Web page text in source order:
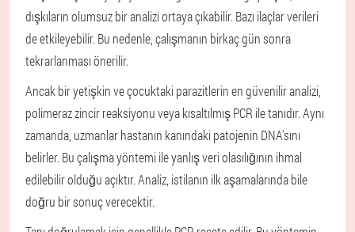
dışkıların olumsuz bir analizi ortaya çıkabilir. Bazı ilaçlar verileri
de etkileyebilir. Bu nedenle, çalışmanın birkaç gün sonra
tekrarlanması önerilir.
Ancak bir yetişkin ve çocuktaki parazitlerin en güvenilir analizi,
polimeraz zincir reaksiyonu veya kısaltılmış PCR ile tanıdır. Aynı
zamanda, uzmanlar hastanın kanındaki patojenin DNA'sını
belirler. Bu çalışma yöntemi ile yanlış veri olasılığının ihmal
edilebilir olduğu açıktır. Analiz, istilanın ilk aşamalarında bile
doğru bir sonuç verecektir.